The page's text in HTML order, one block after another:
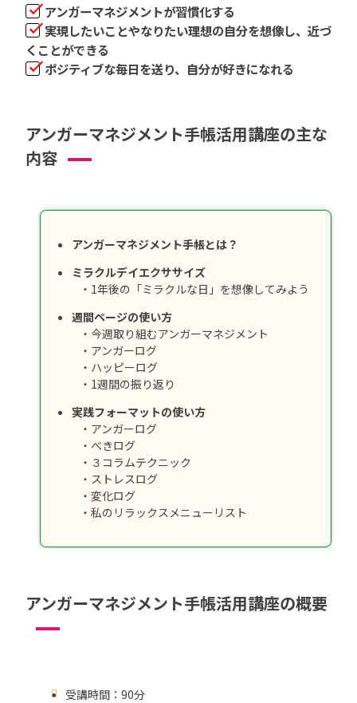
アンガーマネジメントが習慣化する
実現したいことやなりたい理想の自分を想像し、近づ
くことができる
ポジティブな毎日を送り、自分が好きになれる
アンガーマネジメント手帳活用講座の主な
内容
アンガーマネジメント手帳とは？
ミラクルデイエクササイズ
・1年後の「ミラクルな日」を想像してみよう
週間ページの使い方
・今週取り組むアンガーマネジメント
・アンガーログ
・ハッピーログ
・1週間の振り返り
実践フォーマットの使い方
・アンガーログ
・べきログ
・３コラムテクニック
・ストレスログ
・変化ログ
・私のリラックスメニューリスト
アンガーマネジメント手帳活用講座の概要
受講時間：90分